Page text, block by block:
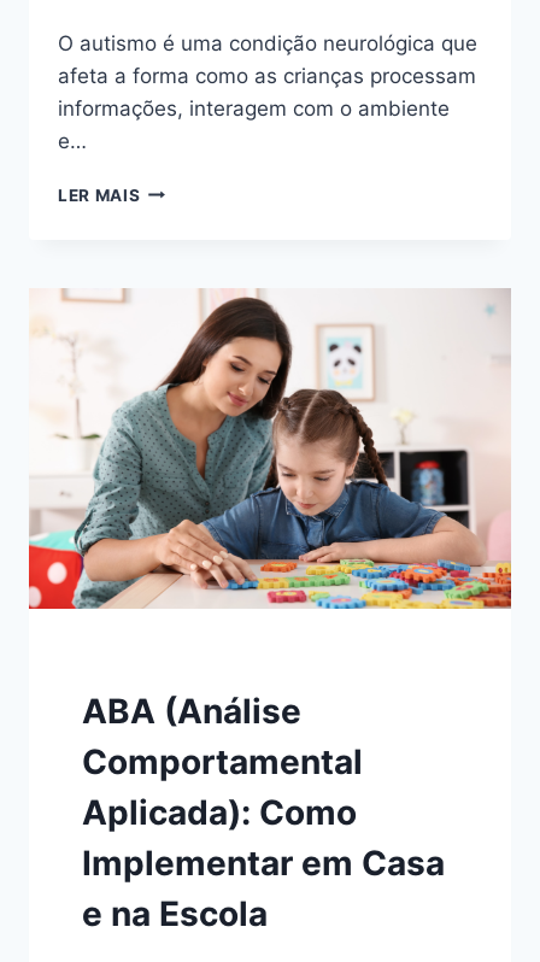
O autismo é uma condição neurológica que
afeta a forma como as crianças processam
informações, interagem com o ambiente
e…
LER MAIS COMO
APRENDIZADO:
ESTRATÉGIAS
PARA
SUPERAR
DESAFIOS
COGNITIVOS
NA
SALA
DE
AULA
ABA (Análise
Comportamental
Aplicada): Como
Implementar em Casa
e na Escola